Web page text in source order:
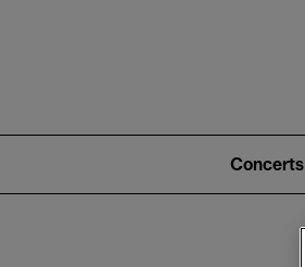
2)
Concerts